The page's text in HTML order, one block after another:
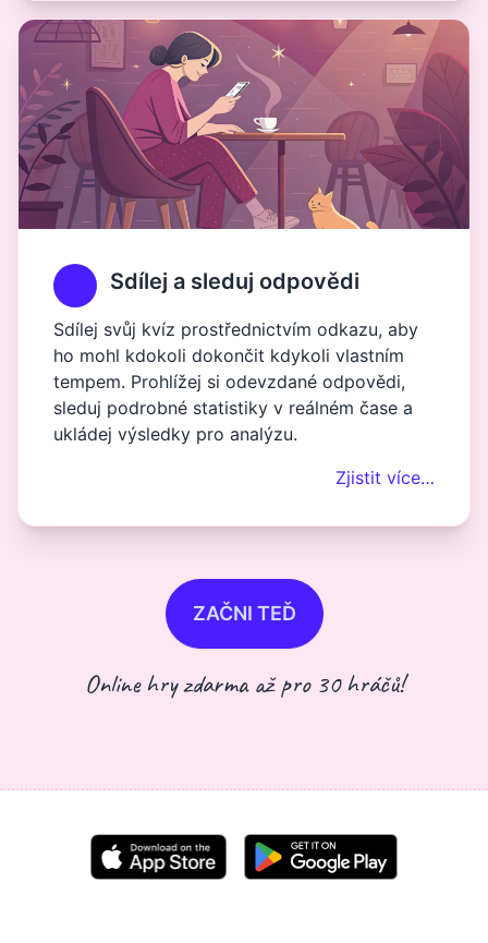
Sdílej a sleduj odpovědi
Sdílej svůj kvíz prostřednictvím odkazu, aby
ho mohl kdokoli dokončit kdykoli vlastním
tempem. Prohlížej si odevzdané odpovědi,
sleduj podrobné statistiky v reálném čase a
ukládej výsledky pro analýzu.
Zjistit více…
ZAČNI TEĎ
Online hry zdarma až pro 30 hráčů!